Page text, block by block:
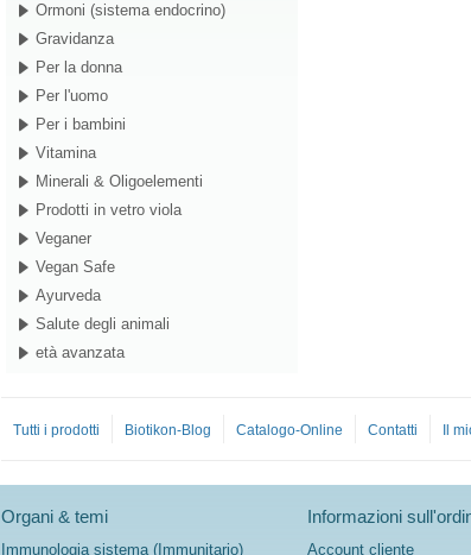
Ormoni (sistema endocrino)
Gravidanza
Per la donna
Per l'uomo
Per i bambini
Vitamina
Minerali & Oligoelementi
Prodotti in vetro viola
Veganer
Vegan Safe
Ayurveda
Salute degli animali
età avanzata
Tutti i prodotti Biotikon-Blog Catalogo-Online Contatti Il
Organi & temi
Immunologia sistema (Immunitario)
Informazioni
Account cliente